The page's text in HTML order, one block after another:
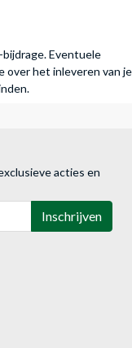
Eventuele
over het inleveren van je
acties en
Inschrijven